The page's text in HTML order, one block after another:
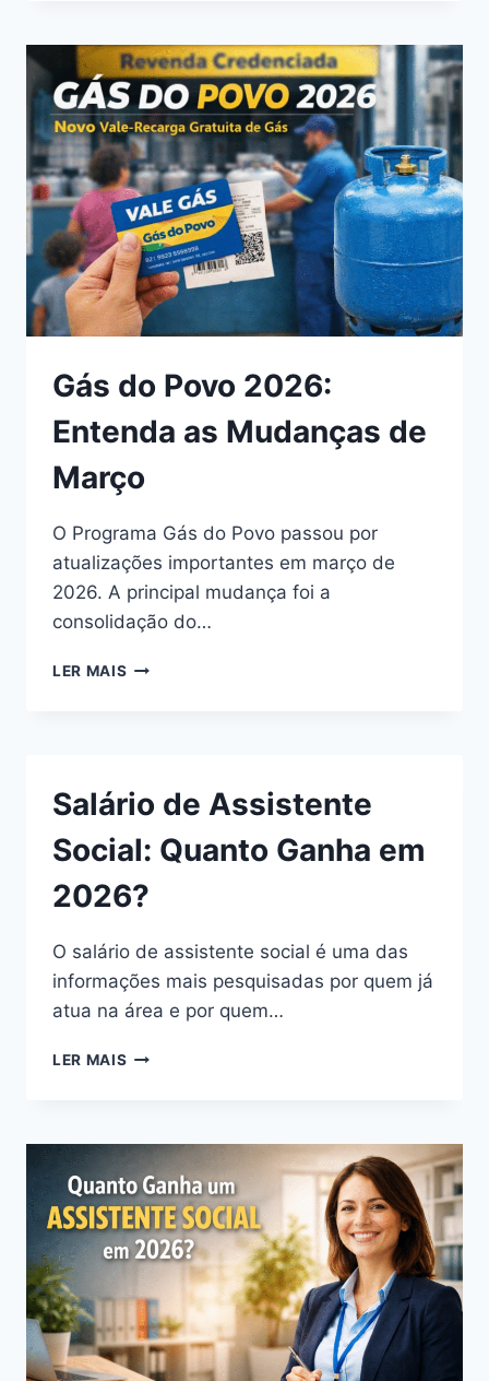
VOCÊ
PRECISA
DECLARAR
Gás do Povo 2026:
Entenda as Mudanças de
Março
O Programa Gás do Povo passou por
atualizações importantes em março de
2026. A principal mudança foi a
consolidação do…
LER MAIS GÁS
MUDANÇAS
MARÇO
Salário de Assistente
Social: Quanto Ganha em
2026?
O salário de assistente social é uma das
informações mais pesquisadas por quem já
atua na área e por quem…
LER MAIS SALÁRIO
QUANTO
GANHA
EM
2026?